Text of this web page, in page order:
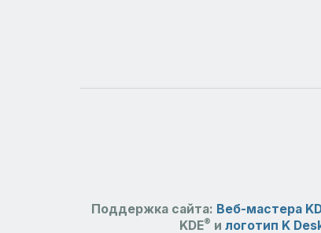
Поддержка сайта: Веб-мастера
KDE® и логотип K